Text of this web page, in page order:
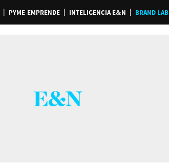
PYME-EMPRENDE INTELIGENCIA E&N BRAND LAB